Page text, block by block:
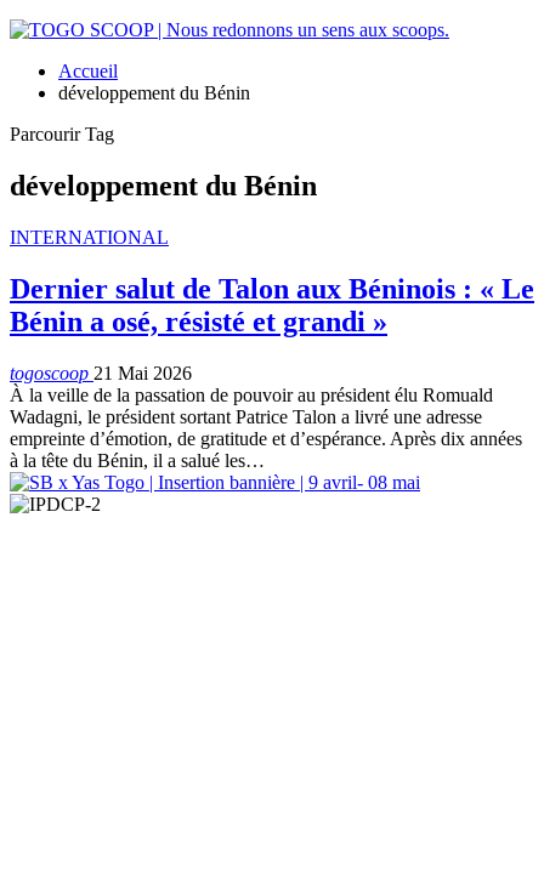
Accueil
développement du Bénin
Parcourir Tag
développement du Bénin
INTERNATIONAL
Dernier salut de Talon aux Béninois : « Le
Bénin a osé, résisté et grandi »
togoscoop 21 Mai 2026
À la veille de la passation de pouvoir au président élu Romuald
Wadagni, le président sortant Patrice Talon a livré une adresse
empreinte d’émotion, de gratitude et d’espérance. Après dix années
à la tête du Bénin, il a salué les…